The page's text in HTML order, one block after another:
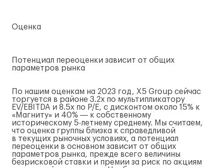
Оценка
Потенциал переоценки зависит от общих
параметров рынка
По нашим оценкам на 2023 год, X5 Group сейчас
торгуется в районе 3.2x по мультипликатору
EV/EBITDA и 8.5x по P/E, с дисконтом около 15% к
«Магниту» и 40% ― к собственному
историческому 5-летнему среднему. Мы считаем,
что оценка группы близка к справедливой
в текущих рыночных условиях, а потенциал
переоценки в основном зависит от общих
параметров рынка, прежде всего величины
безрисковой ставки и премии за риск по акциям